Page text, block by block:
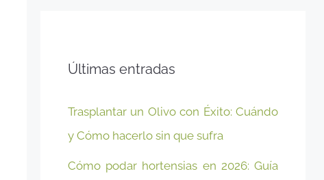
Últimas entradas
Trasplantar un Olivo con Éxito: Cuándo
y Cómo hacerlo sin que sufra
Cómo podar hortensias en 2026: Guía